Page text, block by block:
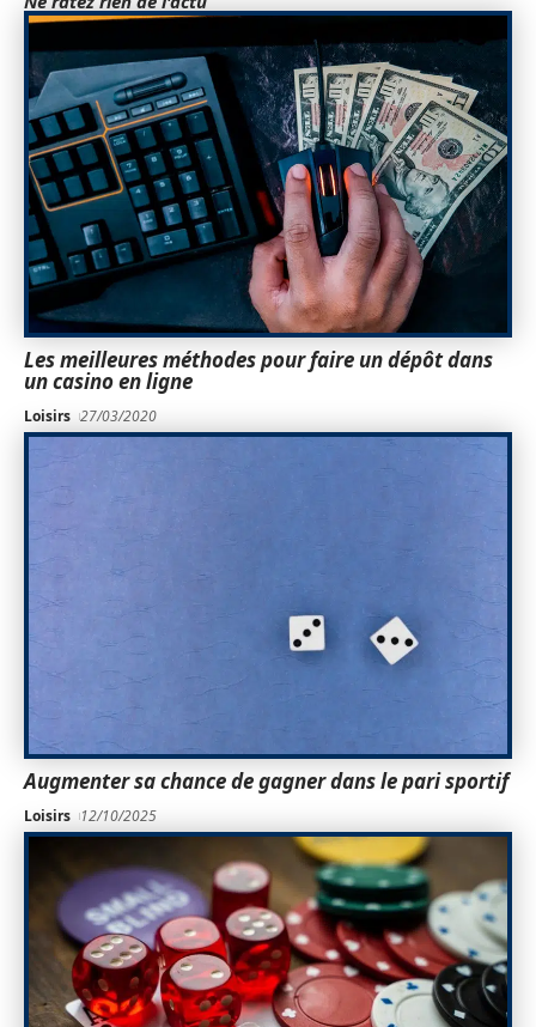
Les meilleures méthodes pour faire un dépôt dans
un casino en ligne
Loisirs 27/03/2020
Augmenter sa chance de gagner dans le pari sportif
Loisirs 12/10/2025